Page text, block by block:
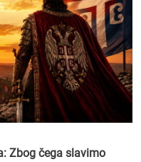
Zbog čega slavimo